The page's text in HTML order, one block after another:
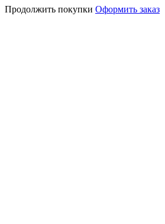
Продолжить покупки Оформить заказ